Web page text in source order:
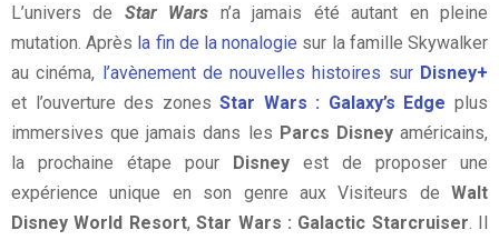
L’univers de Star Wars n’a jamais été autant en pleine
mutation. Après la fin de la nonalogie sur la famille Skywalker
au cinéma, l’avènement de nouvelles histoires sur Disney+
et l’ouverture des zones Star Wars : Galaxy’s Edge plus
immersives que jamais dans les Parcs Disneyaméricains,
la prochaine étape pour Disney est de proposer une
expérience unique en son genre aux Visiteurs de Walt
Disney World Resort,Star Wars : Galactic Starcruiser . Il